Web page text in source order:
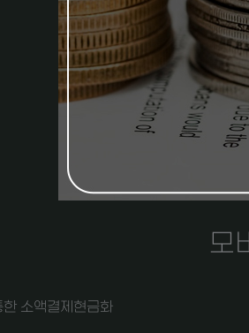
모
소액결제현금화